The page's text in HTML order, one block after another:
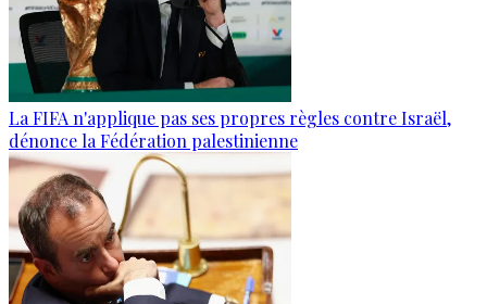
La FIFA n'applique pas ses propres règles contre Israël,
dénonce la Fédération palestinienne